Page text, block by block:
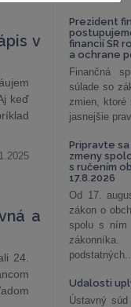
v
keď
a
24.
Prezident
financií SR
a ochrane
Finančná
súlade so
zmien, ktoré
jasnejšie
Pripravte
zmeny
s ručením
17.8.2026
Od 17.
zákon o
spolu s ním
Udalosti
Ústavný